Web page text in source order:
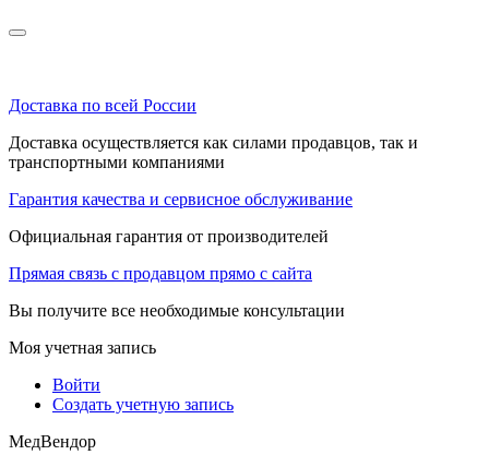
Доставка по всей России
Доставка осуществляется как силами продавцов, так и
транспортными компаниями
Гарантия качества и сервисное обслуживание
Официальная гарантия от производителей
Прямая связь с продавцом прямо с сайта
Вы получите все необходимые консультации
Моя учетная запись
Войти
Создать учетную запись
МедВендор